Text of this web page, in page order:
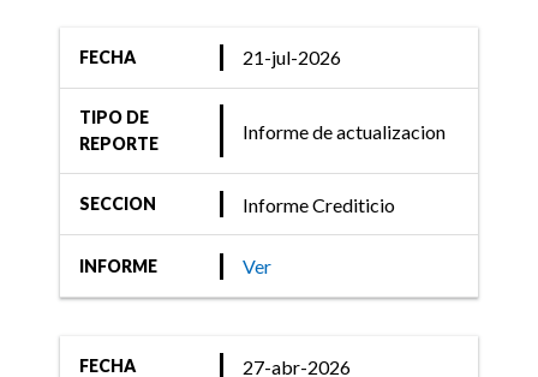
FECHA 21-jul-2026
TIPO DE
REPORTE
Informe de actualizacion
SECCION Informe Crediticio
INFORME Ver
FECHA 27-abr-2026